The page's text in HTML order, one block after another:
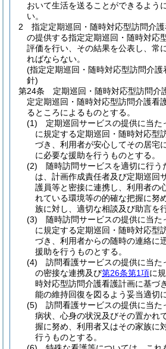
おいて生活を送ることができるよう
い。
2
指定定期巡回・随時対応型訪問介
の提供する指定定期巡回・随時対応
評価を行い、その結果を公表し、常
ればならない。
(指定定期巡回・随時対応型訪問介
針)
第24条
定期巡回・随時対応型訪問介
定定期巡回・随時対応型訪問介護看
るところによるものとする。
(1)
定期巡回サービスの提供に当た
に規定する定期巡回・随時対応型
づき、利用者が安心してその居宅
に必要な援助を行うものとする。
(2)
随時訪問サービスを適切に行う
は、計画作成責任者及び定期巡回
護員等と密接に連携し、利用者の
れている環境等の的確な把握に努
族に対し、適切な相談及び助言を
(3)
随時訪問サービスの提供に当た
に規定する定期巡回・随時対応型
づき、利用者からの随時の連絡に
援助を行うものとする。
(4)
訪問看護サービスの提供に当た
の密接な連携及び第26条第1項に
時対応型訪問介護看護計画に基づ
能の維持回復を図るよう妥当適切
(5)
訪問看護サービスの提供に当た
病状、心身の状況及びその置かれ
握に努め、利用者又はその家族に
行うものとする。